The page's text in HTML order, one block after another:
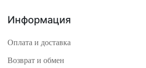
Информация
Оплата и доставка
Возврат и обмен